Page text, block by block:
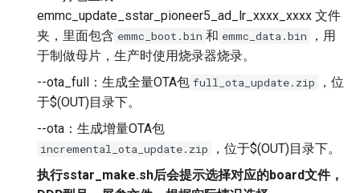
emmc_update_sstar_pioneer5_ad_lr_xxxx_xxxx 文件
夹，里面包含 emmc_boot.bin 和 emmc_data.bin
，用
于制做母片，生产时使用烧录器烧录。
--ota_full：生成全量OTA包 full_ota_update.zip
，位
于$(OUT)目录下。
--ota：生成增量OTA包
incremental_ota_update.zip
，位于$(OUT)目录下。
执行sstar_make.sh后会提示选择对应的board文件，